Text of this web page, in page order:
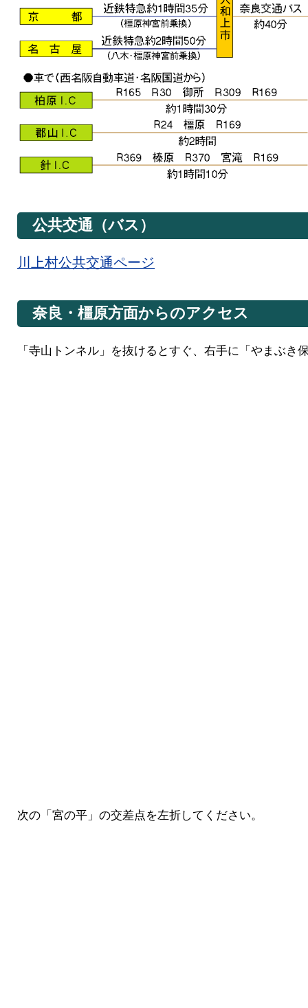
公共交通（バス）
川上村公共交通ページ
奈良・橿原方面からのアクセス
「寺山トンネル」を抜けるとすぐ、右手に「やまぶき
次の「宮の平」の交差点を左折してください。